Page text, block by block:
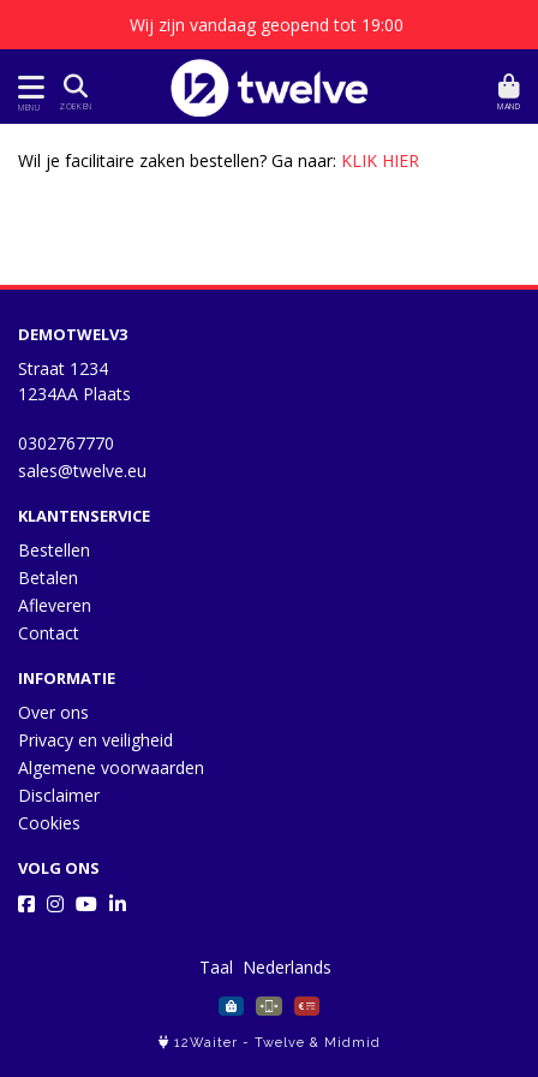
Wij zijn vandaag geopend tot 19:00
MENU ZOEKEN MAND
Wil je facilitaire zaken bestellen? Ga naar: KLIK HIER
DEMOTWELV3
Straat 1234
1234AA Plaats
0302767770
sales@twelve.eu
KLANTENSERVICE
Bestellen
Betalen
Afleveren
Contact
INFORMATIE
Over ons
Privacy en veiligheid
Algemene voorwaarden
Disclaimer
Cookies
VOLG ONS
Taal
12Waiter - Twelve & Midmid